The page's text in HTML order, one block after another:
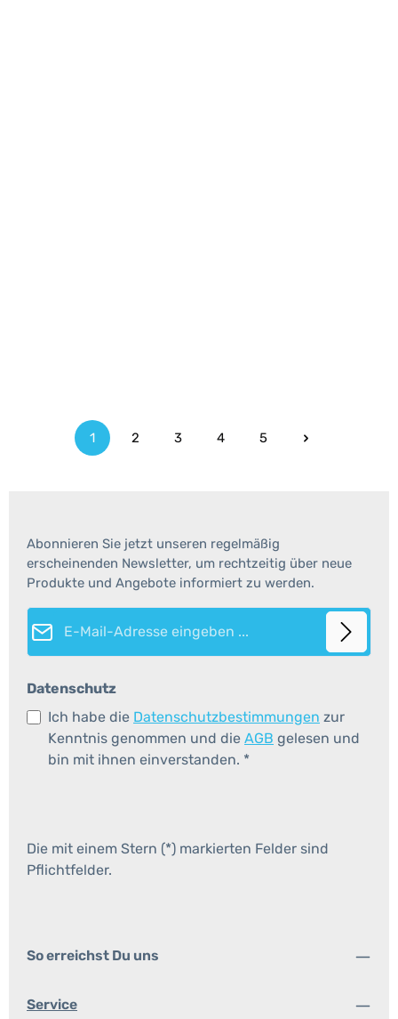
Seite
1
Seite
2
Seite
3
Seite
4
Seite
5
Abonnieren Sie jetzt unseren regelmäßig
erscheinenden Newsletter, um rechtzeitig über neue
Produkte und Angebote informiert zu werden.
E-Mail-Adresse*
Datenschutz
Ich habe die Datenschutzbestimmungen zur
Kenntnis genommen und die AGB gelesen und
bin mit ihnen einverstanden. *
Die mit einem Stern (*) markierten Felder sind
Pflichtfelder.
So erreichst Du uns
Service